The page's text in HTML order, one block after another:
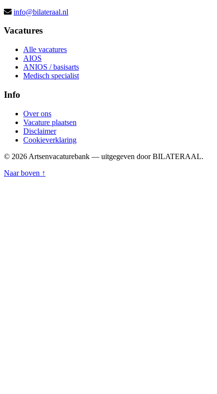
info@bilateraal.nl
Vacatures
Alle vacatures
AIOS
ANIOS / basisarts
Medisch specialist
Info
Over ons
Vacature plaatsen
Disclaimer
Cookieverklaring
© 2026 Artsenvacaturebank — uitgegeven door BILATERAAL.
Naar boven ↑